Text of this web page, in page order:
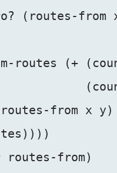
(routes-from
routes (+
from x y)
routes-from)